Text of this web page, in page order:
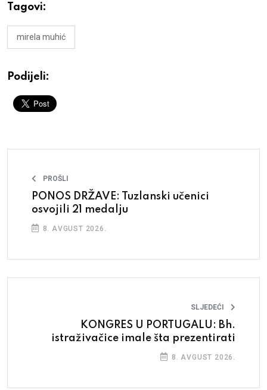
Tagovi:
mirela muhić
Podijeli:
PROŠLI
PONOS DRŽAVE: Tuzlanski učenici
osvojili 21 medalju
8. AVGUST 2026.
SLJEDEĆI
KONGRES U PORTUGALU: Bh.
istraživačice imale šta prezentirati
8. AVGUST 2026.